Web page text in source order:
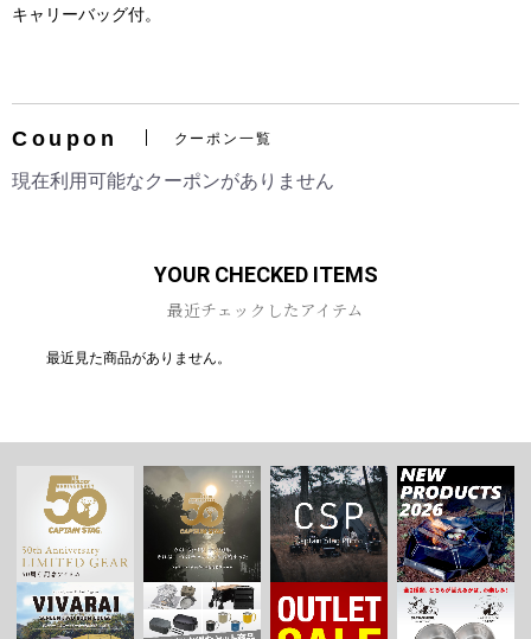
キャリーバッグ付。
Coupon クーポン一覧
現在利用可能なクーポンがありません
YOUR CHECKED ITEMS
最近チェックしたアイテム
最近見た商品がありません。